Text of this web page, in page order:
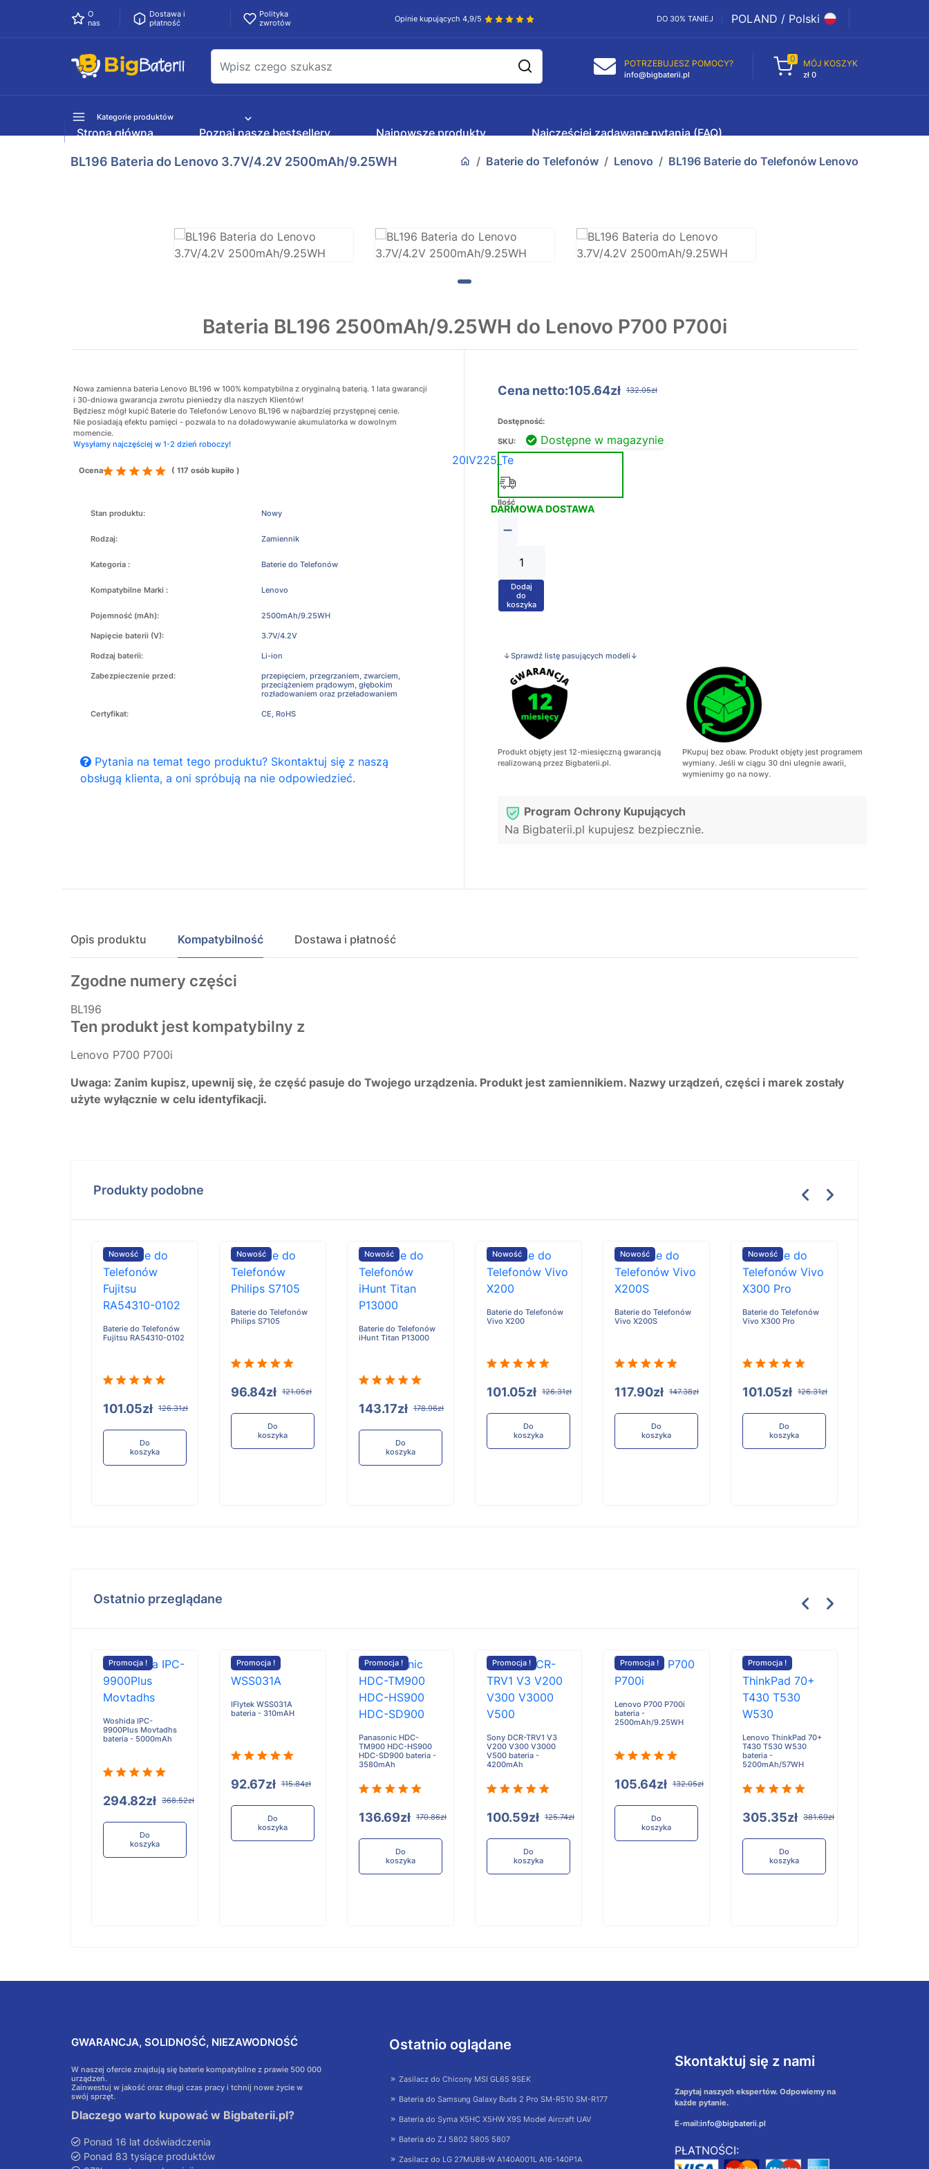
O
nas
Dostawa i
płatność
Polityka
zwrotów
Opinie kupujących 4,9/5 DO 30% TANIEJ POLAND / Polski
POTRZEBUJESZ POMOCY?
info@bigbaterii.pl
0 MÓJ KOSZYK
zł 0
Kategorie produktów
Strona główna Poznaj nasze bestsellery Najnowsze produkty Najczęściej zadawane pytania (FAQ)
BL196 Bateria do Lenovo 3.7V/4.2V 2500mAh/9.25WH Baterie do Telefonów Lenovo BL196 Baterie do Telefonów Lenovo
Bateria BL196 2500mAh/9.25WH do Lenovo P700 P700i
Nowa zamienna bateria Lenovo BL196 w 100% kompatybilna z oryginalną baterią. 1 lata gwarancji
i 30-dniowa gwarancja zwrotu pieniedzy dla naszych Klientów!
Będziesz mógł kupić Baterie do Telefonów Lenovo BL196 w najbardziej przystępnej cenie.
Nie posiadają efektu pamięci - pozwala to na doładowywanie akumulatorka w dowolnym
momencie.
Wysyłamy najczęściej w 1-2 dzień roboczy!
Ocena ( 117 osób kupiło )
Stan produktu: Nowy
Rodzaj: Zamiennik
Kategoria : Baterie do Telefonów
Kompatybilne Marki : Lenovo
Pojemność (mAh): 2500mAh/9.25WH
Napięcie baterii (V): 3.7V/4.2V
Rodzaj baterii: Li-ion
Zabezpieczenie przed:
przepięciem, przegrzaniem, zwarciem,
przeciążeniem prądowym, głębokim
rozładowaniem oraz przeładowaniem
Certyfikat: CE, RoHS
Pytania na temat tego produktu? Skontaktuj się z naszą
obsługą klienta, a oni spróbują na nie odpowiedzieć.
Cena netto:105.64zł 132.05zł
Dostępność:
Dostępne w magazynie
SKU:
20IV225_Te
DARMOWA DOSTAWA
Ilość
−
+
Dodaj
do
koszyka
↓Sprawdź listę pasujących modeli↓
Produkt objęty jest 12-miesięczną gwarancją
realizowaną przez Bigbaterii.pl.
PKupuj bez obaw. Produkt objęty jest programem
wymiany. Jeśli w ciągu 30 dni ulegnie awarii,
wymienimy go na nowy.
Program Ochrony Kupujących
Na Bigbaterii.pl kupujesz bezpiecznie.
Opis produktu Kompatybilność Dostawa i płatność
Zgodne numery części
BL196
Ten produkt jest kompatybilny z
Lenovo P700 P700i
Uwaga: Zanim kupisz, upewnij się, że część pasuje do Twojego urządzenia. Produkt jest zamiennikiem. Nazwy urządzeń, części i marek zostały
użyte wyłącznie w celu identyfikacji.
Produkty podobne
Nowość
Baterie do Telefonów
Fujitsu RA54310-0102
101.05zł 126.31zł
Do
koszyka
Nowość
Baterie do Telefonów
Philips S7105
96.84zł 121.05zł
Do
koszyka
Nowość
Baterie do Telefonów
iHunt Titan P13000
143.17zł 178.96zł
Do
koszyka
Nowość
Baterie do Telefonów
Vivo X200
101.05zł 126.31zł
Do
koszyka
Nowość
Baterie do Telefonów
Vivo X200S
117.90zł 147.38zł
Do
koszyka
Nowość
Baterie do Telefonów
Vivo X300 Pro
101.05zł 126.31zł
Do
koszyka
Ostatnio przeglądane
Promocja !
Woshida IPC-
9900Plus Movtadhs
bateria - 5000mAh
294.82zł 368.52zł
Do
koszyka
Promocja !
IFlytek WSS031A
bateria - 310mAH
92.67zł 115.84zł
Do
koszyka
Promocja !
Panasonic HDC-
TM900 HDC-HS900
HDC-SD900 bateria -
3580mAh
136.69zł 170.86zł
Do
koszyka
Promocja !
Sony DCR-TRV1 V3
V200 V300 V3000
V500 bateria -
4200mAh
100.59zł 125.74zł
Do
koszyka
Promocja !
Lenovo P700 P700i
bateria -
2500mAh/9.25WH
105.64zł 132.05zł
Do
koszyka
Promocja !
Lenovo ThinkPad 70+
T430 T530 W530
bateria -
5200mAh/57WH
305.35zł 381.69zł
Do
koszyka
GWARANCJA, SOLIDNOŚĆ, NIEZAWODNOŚĆ
W naszej ofercie znajdują się baterie kompatybilne z prawie 500 000
urządzeń.
Zainwestuj w jakość oraz długi czas pracy i tchnij nowe życie w
swój sprzęt.
Dlaczego warto kupować w Bigbaterii.pl?
Ponad 16 lat doświadczenia
Ponad 83 tysiące produktów
Ostatnio oglądane
Zasilacz do Chicony MSI GL65 9SEK
Bateria do Samsung Galaxy Buds 2 Pro SM-R510 SM-R177
Bateria do Syma X5HC X5HW X9S Model Aircraft UAV
Bateria do ZJ 5802 5805 5807
Zasilacz do LG 27MU88-W A140A001L A16-140P1A
Skontaktuj się z nami
Zapytaj naszych ekspertów. Odpowiemy na
każde pytanie.
E-mail:info@bigbaterii.pl
PŁATNOŚCI: